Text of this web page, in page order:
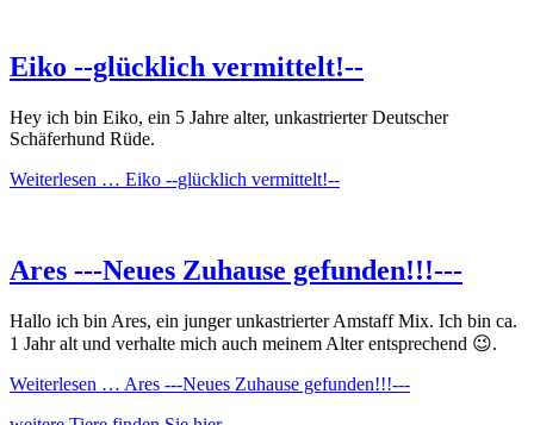
Eiko --glücklich vermittelt!--
Hey ich bin Eiko, ein 5 Jahre alter, unkastrierter Deutscher
Schäferhund Rüde.
Weiterlesen … Eiko --glücklich vermittelt!--
Ares ---Neues Zuhause gefunden!!!---
Hallo ich bin Ares, ein junger unkastrierter Amstaff Mix. Ich bin ca.
1 Jahr alt und verhalte mich auch meinem Alter entsprechend 😉.
Weiterlesen … Ares ---Neues Zuhause gefunden!!!---